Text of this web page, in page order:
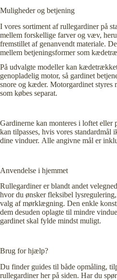
Muligheder og betjening
I vores sortiment af rullegardiner på
mellem forskellige farver og væv,
fremstillet af genanvendt materiale.
mellem betjeningsformer som
På udvalgte modeller kan
genopladelig motor, så gardinet
snore og kæder. Motorgardinet styres
som købes separat.
Gardinerne kan monteres i loftet eller
kan tilpasses, hvis vores standardmål
dine vinduer. Alle angivne mål er
Anvendelse i hjemmet
Rullegardiner er blandt andet
hvor du ønsker fleksibel
valg af mørklægning. Den enkle
dem desuden oplagte til mindre
gardinet skal fylde mindst muligt.
Brug for hjælp?
Du finder guides til både opmåling,
rullegardiner her på siden. Har du